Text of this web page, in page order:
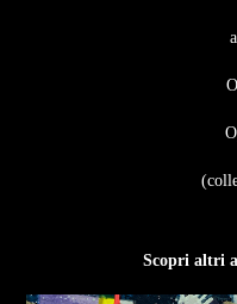
Scopri altri